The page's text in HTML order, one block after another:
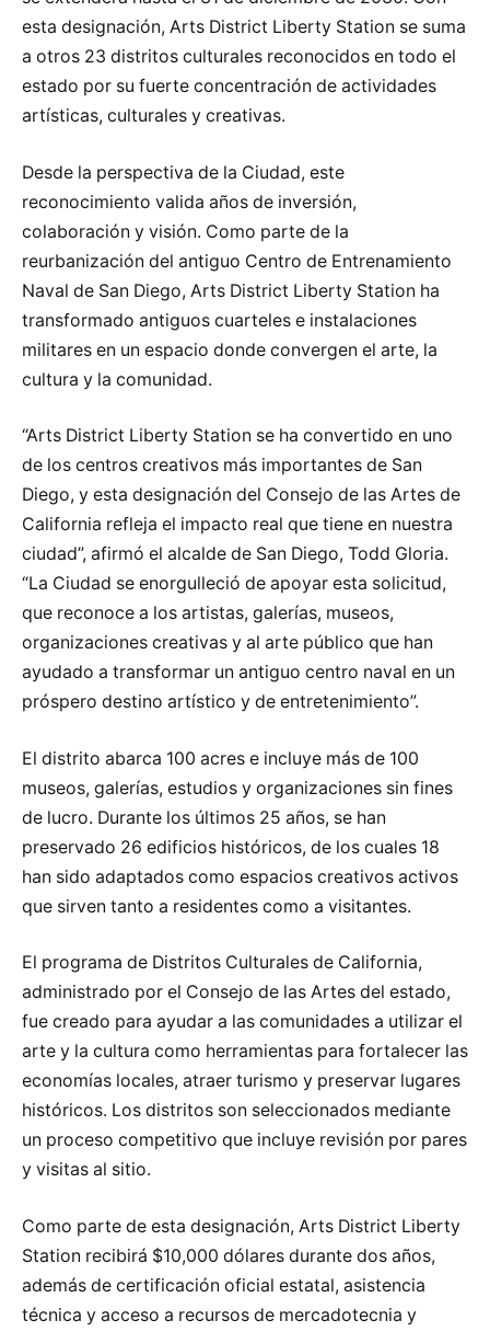
esta designación, Arts District Liberty Station se suma
a otros 23 distritos culturales reconocidos en todo el
estado por su fuerte concentración de actividades
artísticas, culturales y creativas.
Desde la perspectiva de la Ciudad, este
reconocimiento valida años de inversión,
colaboración y visión. Como parte de la
reurbanización del antiguo Centro de Entrenamiento
Naval de San Diego, Arts District Liberty Station ha
transformado antiguos cuarteles e instalaciones
militares en un espacio donde convergen el arte, la
cultura y la comunidad.
“Arts District Liberty Station se ha convertido en uno
de los centros creativos más importantes de San
Diego, y esta designación del Consejo de las Artes de
California refleja el impacto real que tiene en nuestra
ciudad”, afirmó el alcalde de San Diego, Todd Gloria.
“La Ciudad se enorgulleció de apoyar esta solicitud,
que reconoce a los artistas, galerías, museos,
organizaciones creativas y al arte público que han
ayudado a transformar un antiguo centro naval en un
próspero destino artístico y de entretenimiento”.
El distrito abarca 100 acres e incluye más de 100
museos, galerías, estudios y organizaciones sin fines
de lucro. Durante los últimos 25 años, se han
preservado 26 edificios históricos, de los cuales 18
han sido adaptados como espacios creativos activos
que sirven tanto a residentes como a visitantes.
El programa de Distritos Culturales de California,
administrado por el Consejo de las Artes del estado,
fue creado para ayudar a las comunidades a utilizar el
arte y la cultura como herramientas para fortalecer las
economías locales, atraer turismo y preservar lugares
históricos. Los distritos son seleccionados mediante
un proceso competitivo que incluye revisión por pares
y visitas al sitio.
Como parte de esta designación, Arts District Liberty
Station recibirá $10,000 dólares durante dos años,
además de certificación oficial estatal, asistencia
técnica y acceso a recursos de mercadotecnia y